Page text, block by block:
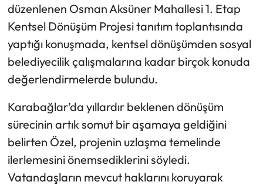
düzenlenen Osman Aksüner Mahallesi 1. Etap
Kentsel Dönüşüm Projesi tanıtım toplantısında
yaptığı konuşmada, kentsel dönüşümden sosyal
belediyecilik çalışmalarına kadar birçok konuda
değerlendirmelerde bulundu.
Karabağlar’da yıllardır beklenen dönüşüm
sürecinin artık somut bir aşamaya geldiğini
belirten Özel, projenin uzlaşma temelinde
ilerlemesini önemsediklerini söyledi.
Vatandaşların mevcut haklarını koruyarak